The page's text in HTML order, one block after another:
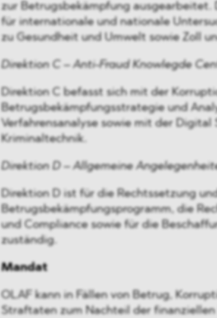
zur Betrugsbekämpfung ausgearbeitet.
für internationale und nationale
zu Gesundheit und Umwelt sowie Zoll
Direktion C – Anti-Fraud Knowlegde
Direktion C befasst sich mit der
Betrugsbekämpfungsstrategie und
Verfahrensanalyse sowie mit der Digital
Kriminaltechnik.
Direktion D – Allgemeine
Direktion D ist für die Rechtssetzung
Betrugsbekämpfungsprogramm, die
und Compliance sowie für die
zuständig.
Mandat
OLAF kann in Fällen von Betrug,
Straftaten zum Nachteil der finanziellen